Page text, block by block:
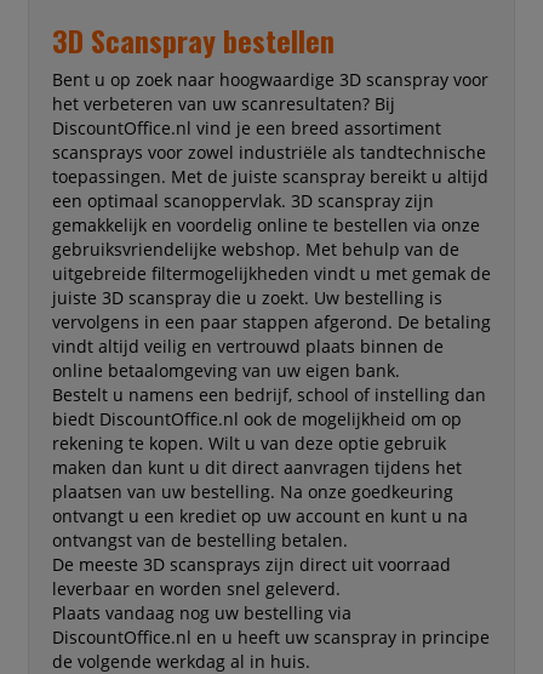
3D Scanspray bestellen
Bent u op zoek naar hoogwaardige 3D scanspray voor
het verbeteren van uw scanresultaten? Bij
DiscountOffice.nl vind je een breed assortiment
scansprays voor zowel industriële als tandtechnische
toepassingen. Met de juiste scanspray bereikt u altijd
een optimaal scanoppervlak. 3D scanspray zijn
gemakkelijk en voordelig online te bestellen via onze
gebruiksvriendelijke webshop. Met behulp van de
uitgebreide filtermogelijkheden vindt u met gemak de
juiste 3D scanspray die u zoekt. Uw bestelling is
vervolgens in een paar stappen afgerond. De betaling
vindt altijd veilig en vertrouwd plaats binnen de
online betaalomgeving van uw eigen bank.
Bestelt u namens een bedrijf, school of instelling dan
biedt DiscountOffice.nl ook de mogelijkheid om op
rekening te kopen. Wilt u van deze optie gebruik
maken dan kunt u dit direct aanvragen tijdens het
plaatsen van uw bestelling. Na onze goedkeuring
ontvangt u een krediet op uw account en kunt u na
ontvangst van de bestelling betalen.
De meeste 3D scansprays zijn direct uit voorraad
leverbaar en worden snel geleverd.
Plaats vandaag nog uw bestelling via
DiscountOffice.nl en u heeft uw scanspray in principe
de volgende werkdag al in huis.